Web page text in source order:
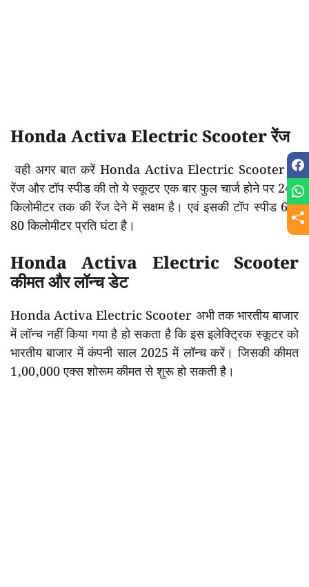
Honda Activa Electric Scooter रेंज
वही अगर बात करें Honda Activa Electric Scooter के
रेंज और टॉप स्पीड की तो ये स्कूटर एक बार फुल चार्ज होने पर 240
किलोमीटर तक की रेंज देने में सक्षम है। एवं इसकी टॉप स्पीड 60-
80 किलोमीटर प्रति घंटा है।
Honda Activa Electric Scooter
कीमत और लॉन्च डेट
Honda Activa Electric Scooter अभी तक भारतीय बाजार
में लॉन्च नहीं किया गया है हो सकता है कि इस इलेक्ट्रिक स्कूटर को
भारतीय बाजार में कंपनी साल 2025 में लॉन्च करें। जिसकी कीमत
1,00,000 एक्स शोरूम कीमत से शुरू हो सकती है।